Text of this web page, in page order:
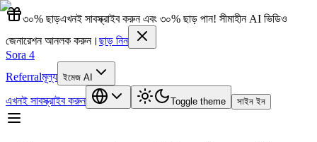
৩০% ছাড়এখনই সাবস্ক্রাইব করুন এবং ৩০% ছাড় পান! সীমাহীন AI ভিডিও
জেনারেশন আনলক করুন। ছাড় নিন
Sora 4
Referralমূল্য ইমেজ AI
এখনই সাবস্ক্রাইব করুন Toggle theme সাইন ইন